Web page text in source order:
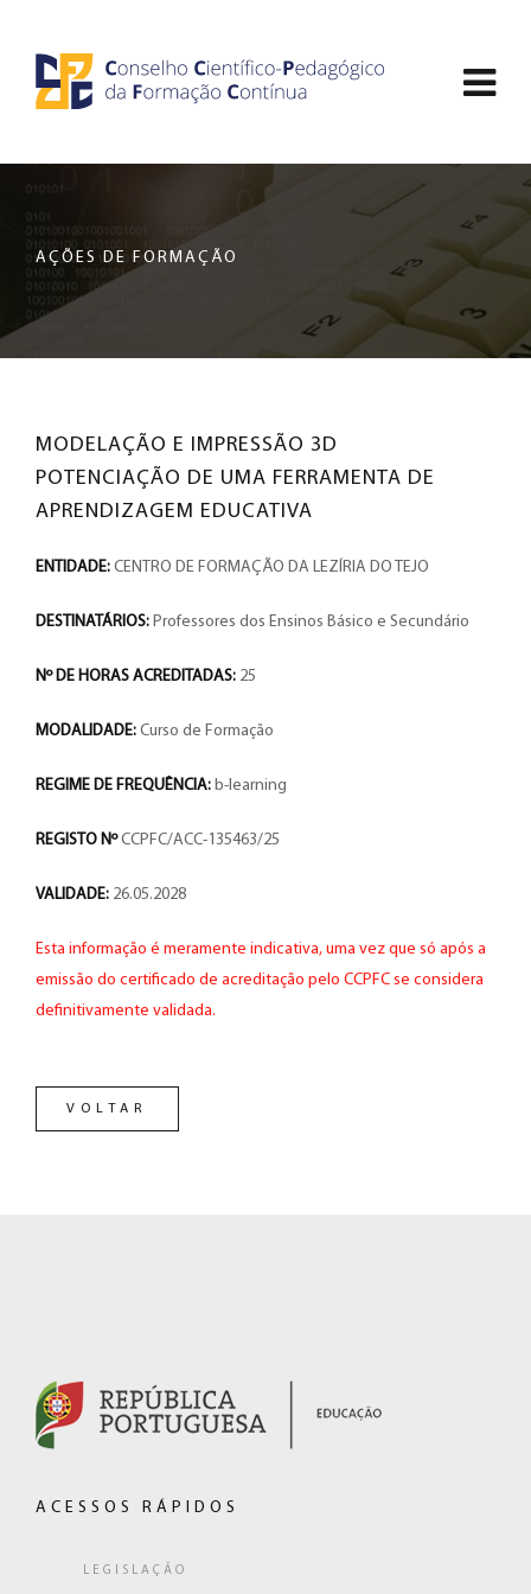
conteúdo
da
-
CONSELHO
CIENTÍFICO-
PEDAGÓGICO
DA
CONTÍNUA
de
AÇÕES DE FORMAÇÃO
MODELAÇÃO E IMPRESSÃO 3D 
POTENCIAÇÃO DE UMA FERRAMENTA DE
APRENDIZAGEM EDUCATIVA
ENTIDADE: CENTRO DE FORMAÇÃO DA LEZÍRIA DO TEJO
DESTINATÁRIOS: Professores dos Ensinos Básico e Secundário
Nº DE HORAS ACREDITADAS: 25
MODALIDADE: Curso de Formação
REGIME DE FREQUÊNCIA: b-learning
REGISTO NºCCPFC/ACC-135463/25
VALIDADE: 26.05.2028
Esta informação é meramente indicativa, uma vez que só após a
emissão do certificado de acreditação pelo CCPFC se considera
definitivamente validada.
VOLTAR
ACESSOS RÁPIDOS
LEGISLAÇÃO